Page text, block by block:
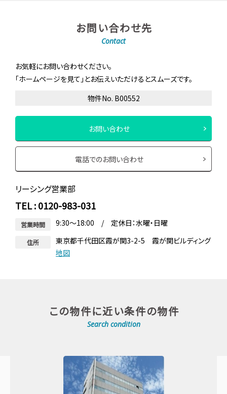
お問い合わせ先
Contact
お気軽にお問い合わせください。
「ホームページを見て」とお伝えいただけるとスムーズです。
物件No. B00552
お問い合わせ
電話でのお問い合わせ
リーシング営業部
TEL : 0120-983-031
営業時間 9:30～18:00 / 定休日：水曜・日曜
住所
東京都千代田区霞が関3-2-5 霞が関ビルディング
地図
この物件に近い条件の物件
Search condition